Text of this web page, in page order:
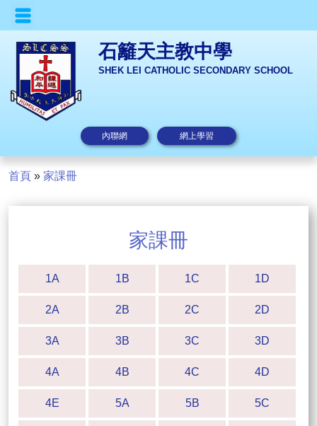
石籬天主教中學
SHEK LEI CATHOLIC SECONDARY SCHOOL
內聯網 網上學習
首頁 » 家課冊
家課冊
1A 1B 1C 1D
2A 2B 2C 2D
3A 3B 3C 3D
4A 4B 4C 4D
4E 5A 5B 5C